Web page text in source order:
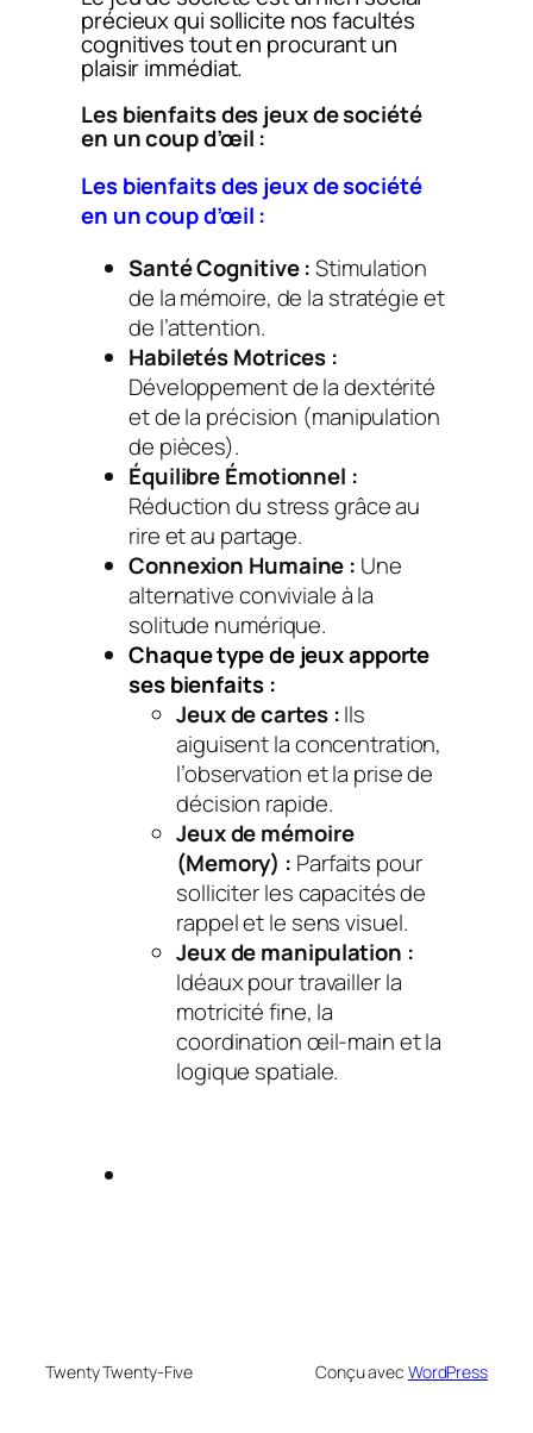
précieux qui sollicite nos facultés
cognitives tout en procurant un
plaisir immédiat.
Les bienfaits des jeux de société
en un coup d’œil :
Les bienfaits des jeux de société
en un coup d’œil :
Santé Cognitive :Stimulation
de la mémoire, de la stratégie et
de l’attention.
Habiletés Motrices :
Développement de la dextérité
et de la précision (manipulation
de pièces).
Équilibre Émotionnel :
Réduction du stress grâce au
rire et au partage.
Connexion Humaine : Une
alternative conviviale à la
solitude numérique.
Chaque type de jeux apporte
ses bienfaits :
Jeux de cartes :Ils
aiguisent la concentration,
l’observation et la prise de
décision rapide.
Jeux de mémoire
(Memory) : Parfaits pour
solliciter les capacités de
rappel et le sens visuel.
Jeux de manipulation :
Idéaux pour travailler la
motricité fine, la
coordination œil-main et la
logique spatiale.
Twenty Twenty-Five Conçu avec WordPress